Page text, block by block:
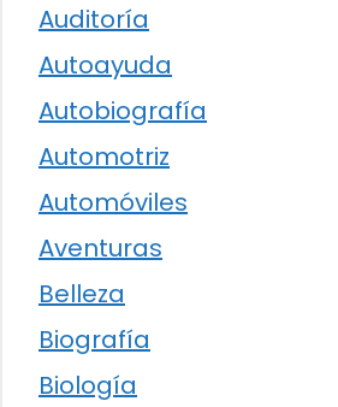
Auditoría
Autoayuda
Autobiografía
Automotriz
Automóviles
Aventuras
Belleza
Biografía
Biología